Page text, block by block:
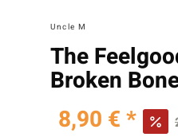
Uncle M
The
Broken
8,90 € *